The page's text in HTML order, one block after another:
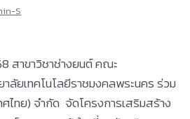
S
สาขาวิชาช่างยนต์ คณะ
ลัยเทคโนโลยีราชมงคลพระนคร ร่วม
ไทย) จำกัด จัดโครงการเสริมสร้าง